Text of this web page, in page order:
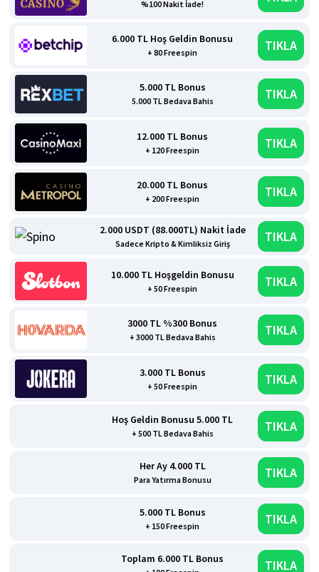
%100 Nakit İade!
6.000 TL Hoş Geldin Bonusu
+ 80 Freespin TIKLA
5.000 TL Bonus
5.000 TL Bedava Bahis TIKLA
12.000 TL Bonus
+ 120 Freespin TIKLA
20.000 TL Bonus
+ 200 Freespin TIKLA
2.000 USDT (88.000TL) Nakit İade
Sadece Kripto & Kimliksiz Giriş TIKLA
10.000 TL Hoşgeldin Bonusu
+ 50 Freespin TIKLA
3000 TL %300 Bonus
+ 3000 TL Bedava Bahis TIKLA
3.000 TL Bonus
+ 50 Freespin TIKLA
Hoş Geldin Bonusu 5.000 TL
+ 500 TL Bedava Bahis TIKLA
Her Ay 4.000 TL
Para Yatırma Bonusu TIKLA
5.000 TL Bonus
+ 150 Freespin TIKLA
Toplam 6.000 TL Bonus